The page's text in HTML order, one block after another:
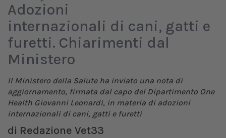
Adozioni
internazionali di cani, gatti e
furetti. Chiarimenti dal
Ministero
Il Ministero della Salute ha inviato una nota di
aggiornamento, firmata dal capo del Dipartimento One
Health Giovanni Leonardi, in materia di adozioni
internazionali di cani, gatti e furetti
di Redazione Vet33